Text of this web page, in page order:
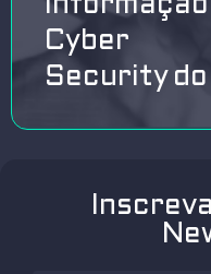
Informação
Cyber
Security do